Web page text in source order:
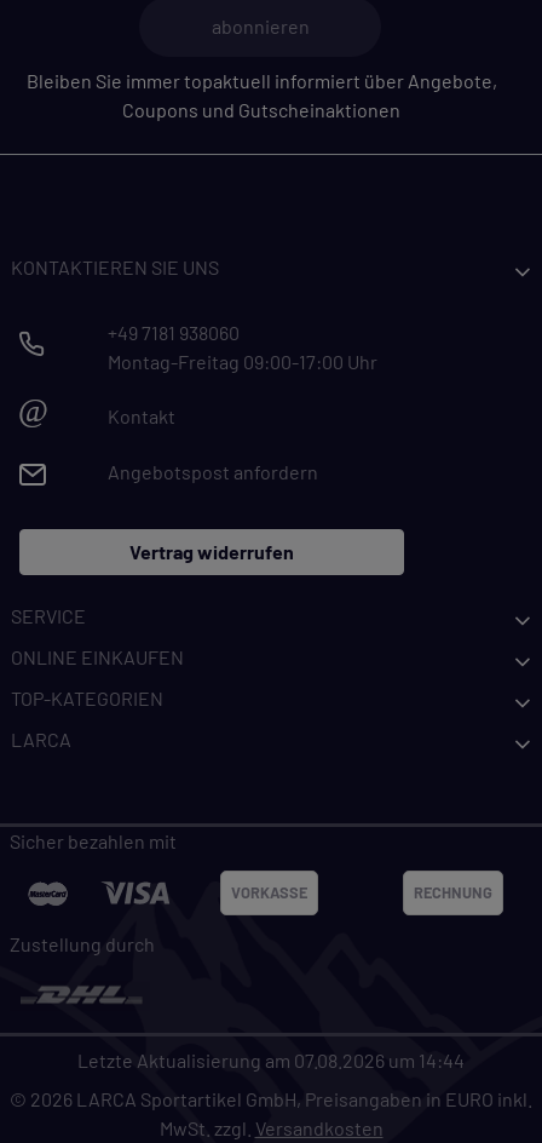
abonnieren
Bleiben Sie immer topaktuell informiert über Angebote,
Coupons und Gutscheinaktionen
KONTAKTIEREN SIE UNS
+49 7181 938060
Montag-Freitag 09:00-17:00 Uhr
@ Kontakt
Angebotspost anfordern
Vertrag widerrufen
SERVICE
ONLINE EINKAUFEN
TOP-KATEGORIEN
LARCA
Sicher bezahlen mit
VORKASSE RECHNUNG
Zustellung durch
Letzte Aktualisierung am 07.08.2026 um 14:44
© 2026 LARCA Sportartikel GmbH, Preisangaben in EURO inkl.
MwSt. zzgl. Versandkosten